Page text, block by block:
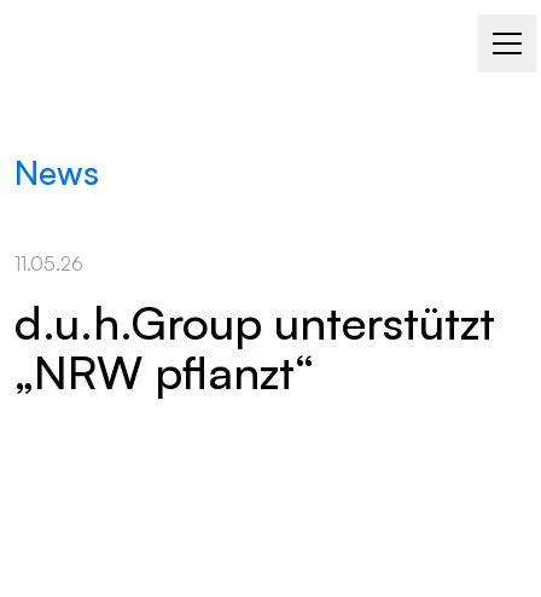
News
11.05.26
d.u.h.Group unterstützt
„NRW pflanzt“